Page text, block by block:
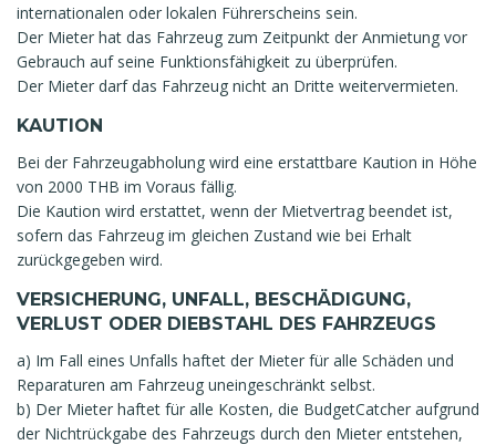
internationalen oder lokalen Führerscheins sein.
Der Mieter hat das Fahrzeug zum Zeitpunkt der Anmietung vor
Gebrauch auf seine Funktionsfähigkeit zu überprüfen.
Der Mieter darf das Fahrzeug nicht an Dritte weitervermieten.
KAUTION
Bei der Fahrzeugabholung wird eine erstattbare Kaution in Höhe
von 2000 THB im Voraus fällig.
Die Kaution wird erstattet, wenn der Mietvertrag beendet ist,
sofern das Fahrzeug im gleichen Zustand wie bei Erhalt
zurückgegeben wird.
VERSICHERUNG, UNFALL, BESCHÄDIGUNG,
VERLUST ODER DIEBSTAHL DES FAHRZEUGS
a) Im Fall eines Unfalls haftet der Mieter für alle Schäden und
Reparaturen am Fahrzeug uneingeschränkt selbst.
b) Der Mieter haftet für alle Kosten, die BudgetCatcher aufgrund
der Nichtrückgabe des Fahrzeugs durch den Mieter entstehen,